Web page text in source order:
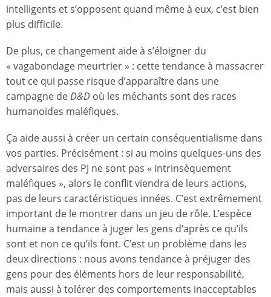
intelligents et s’opposent quand même à eux, c’est bien
plus difficile.
De plus, ce changement aide à s’éloigner du
« vagabondage meurtrier » : cette tendance à massacrer
tout ce qui passe risque d’apparaître dans une
campagne deD&D où les méchants sont des races
humanoïdes maléfiques.
Ça aide aussi à créer un certain conséquentialisme dans
vos parties. Précisément : si au moins quelques-uns des
adversaires des PJ ne sont pas « intrinsèquement
maléfiques », alors le conflit viendra de leurs actions,
pas de leurs caractéristiques innées. C’est extrêmement
important de le montrer dans un jeu de rôle. L’espèce
humaine a tendance à juger les gens d’après ce qu’ils
sont et non ce qu’ils font. C’est un problème dans les
deux directions : nous avons tendance à préjuger des
gens pour des éléments hors de leur responsabilité,
mais aussi à tolérer des comportements inacceptables